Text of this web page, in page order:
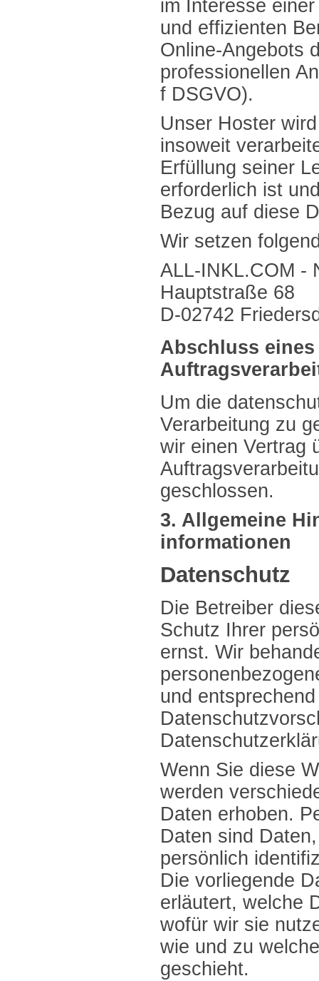
im Interesse
und effizienten
Online-Angebots
professionellen
f DSGVO).
Unser Hoster
insoweit
Erfüllung seiner
erforderlich ist
Bezug auf diese
Wir setzen
ALL-INKL.COM -
Hauptstraße 68
D-02742
Abschluss
Um die
Verarbeitung zu
wir einen Vertrag
geschlossen.
3. Allgemeine
informationen
Datenschutz
Die Betreiber
Schutz Ihrer
ernst. Wir
und
Wenn Sie diese
werden
Daten erhoben.
Daten sind
persönlich
Die vorliegende
erläutert, welche
wofür wir sie
wie und zu
geschieht.